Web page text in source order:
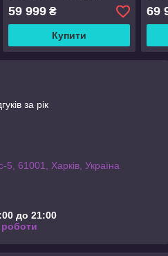
59 999₴
Купити
69
за рік
61001, Харків, Україна
до 21:00
роботи